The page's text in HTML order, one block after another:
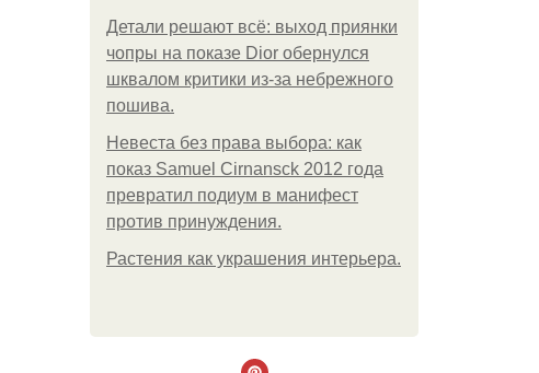
Детали решают всё: выход приянки
чопры на показе Dior обернулся
шквалом критики из-за небрежного
пошива.
Невеста без права выбора: как
показ Samuel Cirnansck 2012 года
превратил подиум в манифест
против принуждения.
Растения как украшения интерьера.